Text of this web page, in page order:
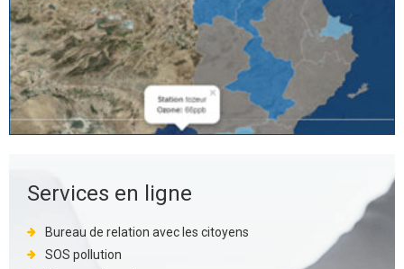
Services en ligne
Bureau de relation avec les citoyens
SOS pollution